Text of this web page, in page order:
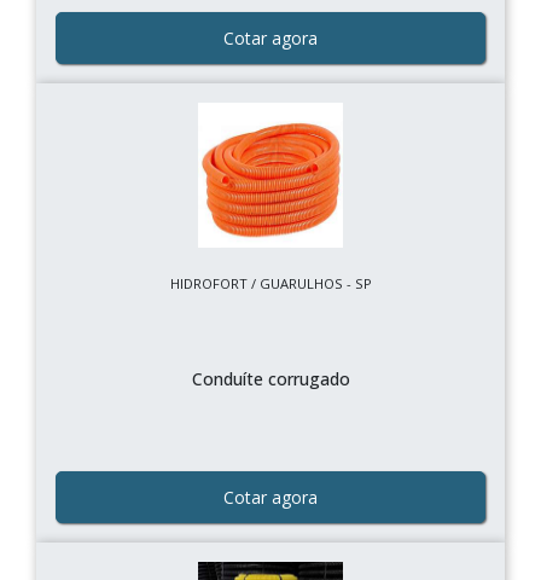
Cotar agora
HIDROFORT / GUARULHOS - SP
Conduíte corrugado
Cotar agora